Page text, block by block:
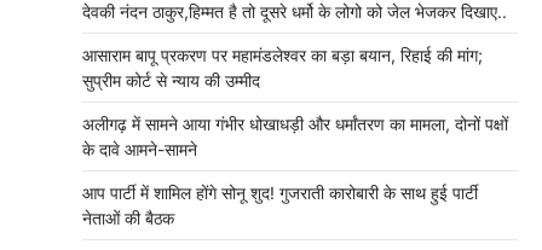
देवकी नंदन ठाकुर,हिम्मत है तो दूसरे धर्मो के लोगो को जेल भेजकर दिखाए..
आसाराम बापू प्रकरण पर महामंडलेश्वर का बड़ा बयान, रिहाई की मांग;
सुप्रीम कोर्ट से न्याय की उम्मीद
अलीगढ़ में सामने आया गंभीर धोखाधड़ी और धर्मांतरण का मामला, दोनों पक्षों
के दावे आमने-सामने
आप पार्टी में शामिल होंगे सोनू शुद! गुजराती कारोबारी के साथ हुई पार्टी
नेताओं की बैठक